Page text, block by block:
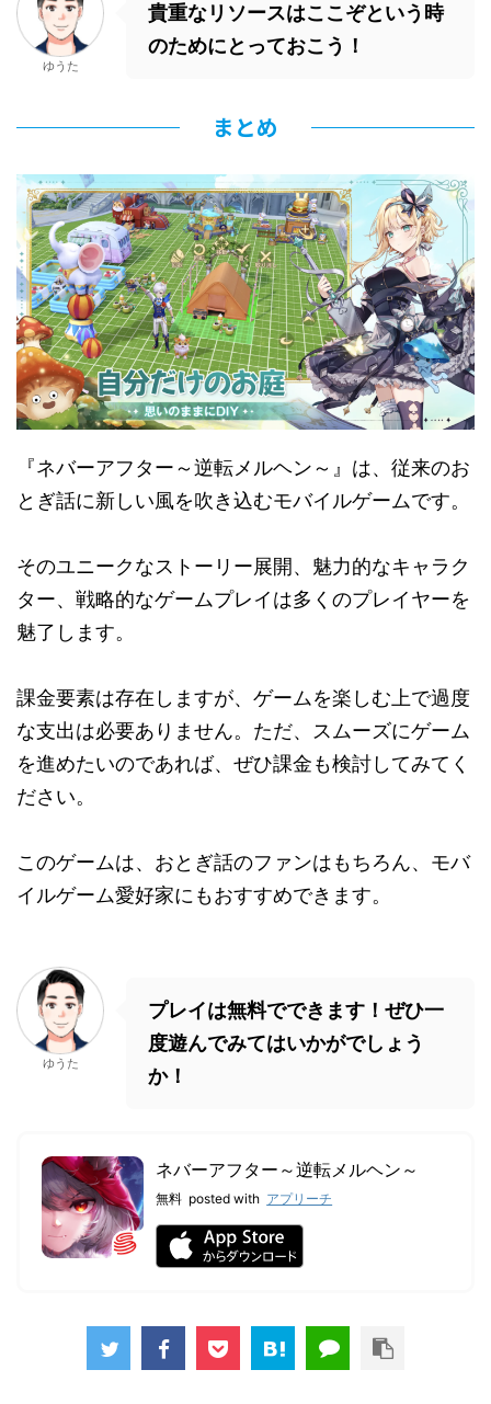
ゆうた
貴重なリソースはここぞという時
のためにとっておこう！
まとめ
『ネバーアフター～逆転メルヘン～』は、従来のお
とぎ話に新しい風を吹き込むモバイルゲームです。
そのユニークなストーリー展開、魅力的なキャラク
ター、戦略的なゲームプレイは多くのプレイヤーを
魅了します。
課金要素は存在しますが、ゲームを楽しむ上で過度
な支出は必要ありません。ただ、スムーズにゲーム
を進めたいのであれば、ぜひ課金も検討してみてく
ださい。
このゲームは、おとぎ話のファンはもちろん、モバ
イルゲーム愛好家にもおすすめできます。
ゆうた
プレイは無料でできます！ぜひ一
度遊んでみてはいかがでしょう
か！
ネバーアフター～逆転メルヘン～
無料 posted with アプリーチ